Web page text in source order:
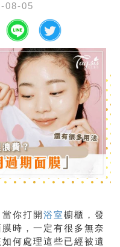
08-05
你打開浴室櫥櫃，發
時，一定有很多無奈
何處理這些已經被遺